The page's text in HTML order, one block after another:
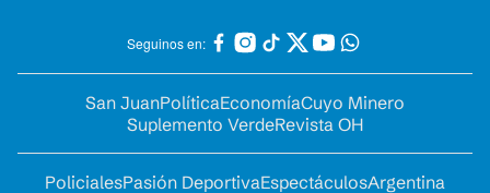
Seguinos en:
San JuanPolíticaEconomíaCuyo Minero
Suplemento VerdeRevista OH
PolicialesPasión DeportivaEspectáculosArgentina